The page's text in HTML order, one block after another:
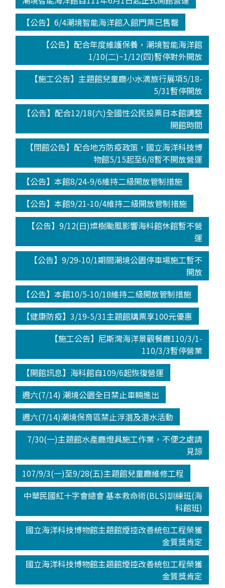
【公告】6/4潮境智能海洋館入館門票已售罄
【公告】配合年度維護保養，潮境智能海洋館
1/10(二)~1/12(四)暫停對外開放
【施工公告】主題館兒童廳小水滴旅行展項5/18-
5/31暫停開放
【公告】配合12/18(六)全國性公民投票日本館調整
開館時間
【閉館公告】配合地方防疫政策，國立海洋科技博
物館5/15起至6/8暫不開放營運
【公告】本館8/24-9/6維持二級開放管制措施
【公告】本館9/21-10/4維持二級開放管制措施
【公告】9/12(日)燦樹颱風影響海科館休館暫不營
運
【公告】9/29-10/1期間潮境公園停車場施工暫不
開放
【公告】本館10/5-10/18維持二級開放管制措施
【健康防疫】3/19-5/31主題館購票享100元優惠
【施工公告】尼斯灣海洋景觀餐廳110/3/1-
110/3/3暫停營業
【開館訊息】海科館自109/6起恢復營運
週六(7/14) 潮境公園全日禁止車輛進出
週六(7/14)潮境保育區禁止浮潛及潛水活動
7/30(一)主題館水產廳燈具施工作業，不便之處請
見諒
107/9/3(一)至9/28(五)主題館兒童廳維修工程
中華民國紅十字會總會 基本救命術(BLS)訓練班(海
科館班)
國立海洋科技博物館主題館煙控改善統包工程榮獲
金質獎肯定
國立海洋科技博物館主題館煙控改善統包工程榮獲
金質獎肯定